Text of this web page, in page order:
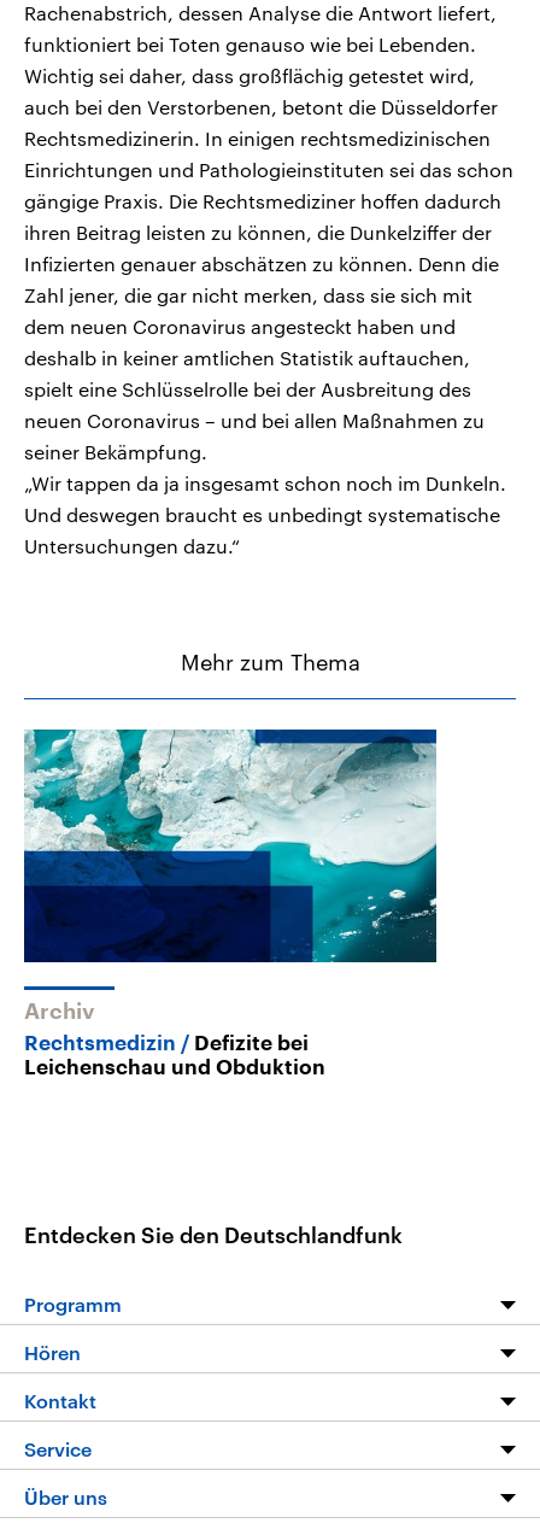
Rachenabstrich, dessen Analyse die Antwort liefert,
funktioniert bei Toten genauso wie bei Lebenden.
Wichtig sei daher, dass großflächig getestet wird,
auch bei den Verstorbenen, betont die Düsseldorfer
Rechtsmedizinerin. In einigen rechtsmedizinischen
Einrichtungen und Pathologieinstituten sei das schon
gängige Praxis. Die Rechtsmediziner hoffen dadurch
ihren Beitrag leisten zu können, die Dunkelziffer der
Infizierten genauer abschätzen zu können. Denn die
Zahl jener, die gar nicht merken, dass sie sich mit
dem neuen Coronavirus angesteckt haben und
deshalb in keiner amtlichen Statistik auftauchen,
spielt eine Schlüsselrolle bei der Ausbreitung des
neuen Coronavirus – und bei allen Maßnahmen zu
seiner Bekämpfung.
„Wir tappen da ja insgesamt schon noch im Dunkeln.
Und deswegen braucht es unbedingt systematische
Untersuchungen dazu.“
Mehr zum Thema
Archiv
Rechtsmedizin
Defizite bei
Leichenschau und Obduktion
Entdecken Sie den Deutschlandfunk
Programm
Programm
Die Nachrichten
Nachrichtenleicht
Neue Beiträge auf dlf.de
Hören
Livestream
Podcasts
Deutschlandfunk App
Kontakt
Hörerservice
Service
FAQ
Über uns